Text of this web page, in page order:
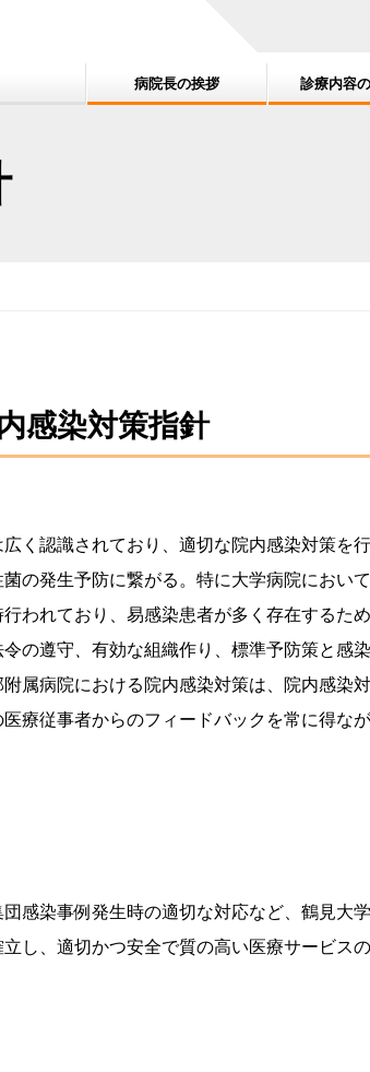
病院長の挨拶 診療内容
ます
感染対策指針
く認識されており、適切な院内感染対策を
の発生予防に繋がる。特に大学病院におい
われており、易感染患者が多く存在するた
の遵守、 有効な組織作り、標準予防策と感
属病院における院内感染対策は、院内感染
療従事者からのフィードバックを常に得な
感染事例発生時の適切な対応など、鶴見大
し、適切かつ安全で質の高い医療サービス